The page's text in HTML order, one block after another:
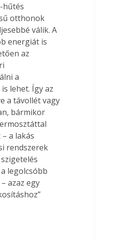
hűtés
otthonok
válik. A
energiát is
az
a
lehet. Így az
a távollét vagy
bármikor
a lakás
rendszerek
legolcsóbb
azaz egy